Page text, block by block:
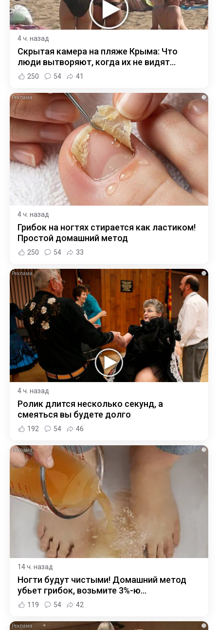
4 ч. назад
Скрытая камера на пляже Крыма: Что
люди вытворяют, когда их не видят...
250 54 41
i
4 ч. назад
Грибок на ногтях стирается как ластиком!
Простой домашний метод
250 54 33
i
4 ч. назад
Ролик длится несколько секунд, а
смеяться вы будете долго
192 54 46
i
14 ч. назад
Ногти будут чистыми! Домашний метод
убьет грибок, возьмите 3%-ю…
119 54 42
i